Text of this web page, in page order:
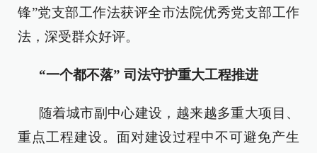
锋”党支部工作法获评全市法院优秀党支部工作
法，深受群众好评。
“一个都不落” 司法守护重大工程推进
随着城市副中心建设，越来越多重大项目、
重点工程建设。面对建设过程中不可避免产生